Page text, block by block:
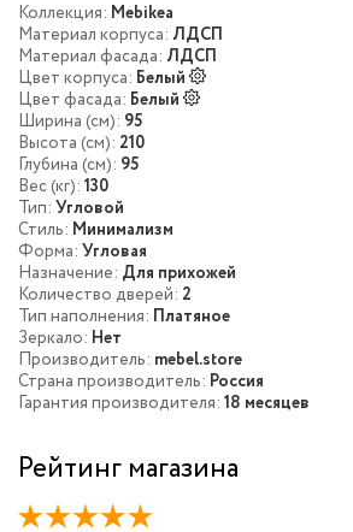
Коллекция: Mebikea
Материал корпуса: ЛДСП
Материал фасада: ЛДСП
Цвет корпуса: Белый
Цвет фасада: Белый
Ширина (см): 95
Высота (см): 210
Глубина (см): 95
Вес (кг): 130
Тип: Угловой
Стиль: Минимализм
Форма: Угловая
Назначение: Для прихожей
Количество дверей: 2
Тип наполнения: Платяное
Зеркало: Нет
Производитель: mebel.store
Страна производитель: Россия
Гарантия производителя: 18 месяцев
Рейтинг магазина